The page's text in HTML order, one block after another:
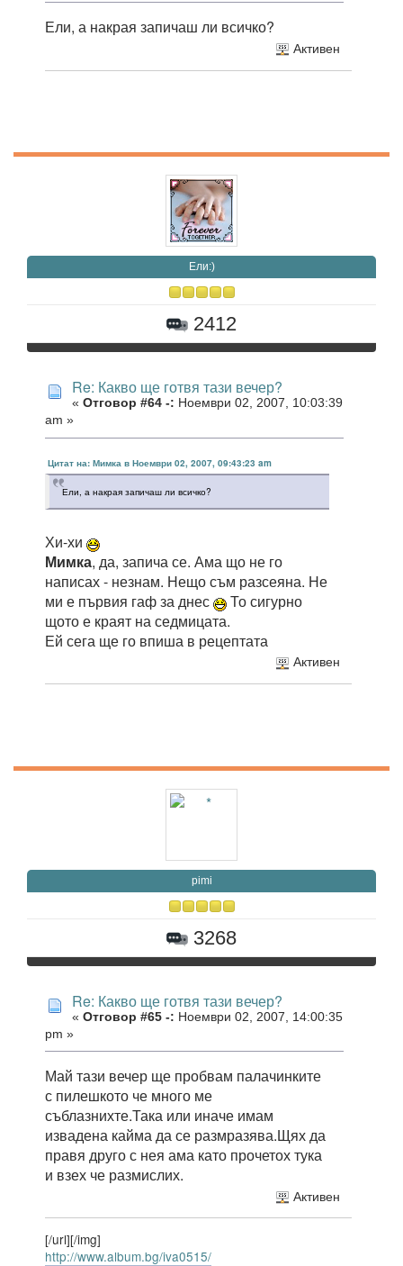
Ели, а накрая запичаш ли всичко?
Активен
Eли:)
2412
Re: Какво ще готвя тази вечер?
« Отговор #64 -: Ноември 02, 2007, 10:03:39
am »
Цитат на: Мимка в Ноември 02, 2007, 09:43:23 am
Ели, а накрая запичаш ли всичко?
Хи-хи
Мимка, да, запича се. Ама що не го
написах - незнам. Нещо съм разсеяна. Не
ми е първия гаф за днес
То сигурно
щото е краят на седмицата.
Ей сега ще го впиша в рецептата
Активен
pimi
3268
Re: Какво ще готвя тази вечер?
« Отговор #65 -: Ноември 02, 2007, 14:00:35
pm »
Май тази вечер ще пробвам палачинките
с пилешкото че много ме
съблазнихте.Така или иначе имам
извадена кайма да се размразява.Щях да
правя друго с нея ама като прочетох тука
и взех че размислих.
Активен
[/url][/img]
http://www.album.bg/iva0515/